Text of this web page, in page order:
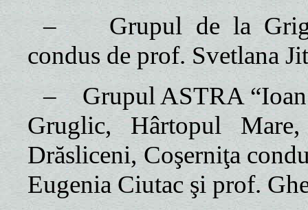
–
Grupul de la
condus de prof. Svetlana
–
Grupul ASTRA
Gruglic, Hârtopul
Drăsliceni, Coşerniţa
Eugenia Ciutac şi prof.